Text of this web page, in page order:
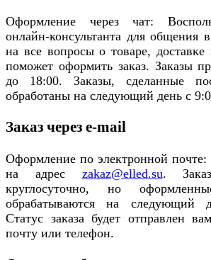
Оформление через чат:
онлайн-консультанта для общения
на все вопросы о товаре,
поможет оформить заказ. Заказы
до 18:00. Заказы, сделанные
обработаны на следующий день с
Заказ через e-mail
Оформление по электронной почте:
на адрес zakaz@elled.su.
круглосуточно, но
обрабатываются на следующий
Статус заказа будет отправлен
почту или телефон.